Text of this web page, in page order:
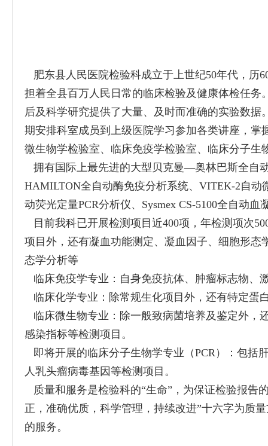
肥东县人民医院检验科成立于上世纪50年代，历
担着全县百万人民日常的临床检验及健康体检任
后及科学研究提供了大量、及时而准确的实验数
期安排科室成员到上级医院学习参加各类讲座，
微生物学检验室、临床免疫学检验室、临床分子
拥有国际上最先进的大型贝克曼—奥林巴斯全自
HAMILTON全自动酶免疫分析系统、VITEK-2自动
动荧光定量PCR分析仪、Sysmex CS-5100全自动
目前我科已开展检测项目近400项，年检测项次
项目外，还有凝血功能测定、凝血因子、细胞形
态学分析等
临床免疫学专业：自身免疫抗体、肿瘤标志物、
临床化学专业：除常规生化项目外，还有特定蛋
临床微生物专业：除一般致病菌培养及鉴定外，
感染指标等检测项目。
即将开展的临床分子生物学专业（PCR）：包括
人乳头瘤病毒基因等检测项目。
质量和服务是检验科的“生命”，为保证检验报告
正，准确优质，科学管理，持续改进”十六字为质
的服务。